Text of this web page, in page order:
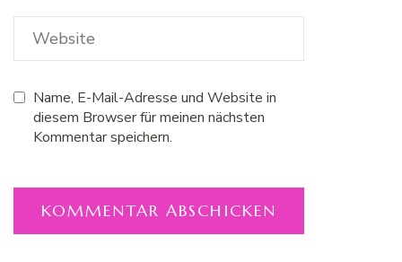
Name, E-Mail-Adresse und Website in
diesem Browser für meinen nächsten
Kommentar speichern.